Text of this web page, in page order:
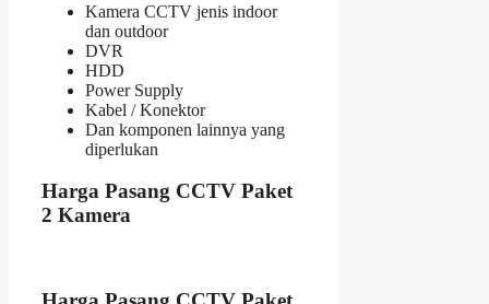
Kamera CCTV jenis indoor
dan outdoor
DVR
HDD
Power Supply
Kabel / Konektor
Dan komponen lainnya yang
diperlukan
Harga Pasang CCTV Paket
2 Kamera